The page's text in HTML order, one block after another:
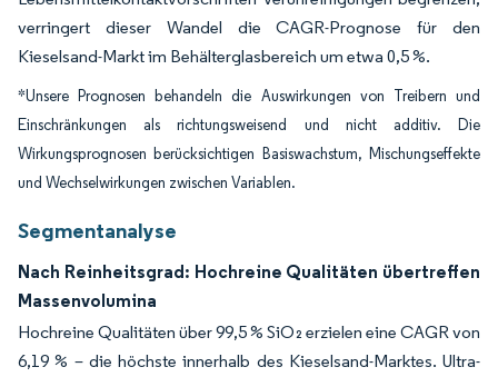
verringert dieser Wandel die CAGR-Prognose für den
Kieselsand-Markt im Behälterglasbereich um etwa 0,5 %.
*Unsere Prognosen behandeln die Auswirkungen von Treibern und
Einschränkungen als richtungsweisend und nicht additiv. Die
Wirkungsprognosen berücksichtigen Basiswachstum, Mischungseffekte
und Wechselwirkungen zwischen Variablen.
Segmentanalyse
Nach Reinheitsgrad: Hochreine Qualitäten übertreffen
Massenvolumina
Hochreine Qualitäten über 99,5 % SiO₂ erzielen eine CAGR von
6,19 % – die höchste innerhalb des Kieselsand-Marktes. Ultra-